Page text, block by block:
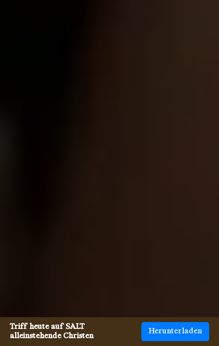
Triff heute auf SALT
alleinstehende Christen
Herunterladen